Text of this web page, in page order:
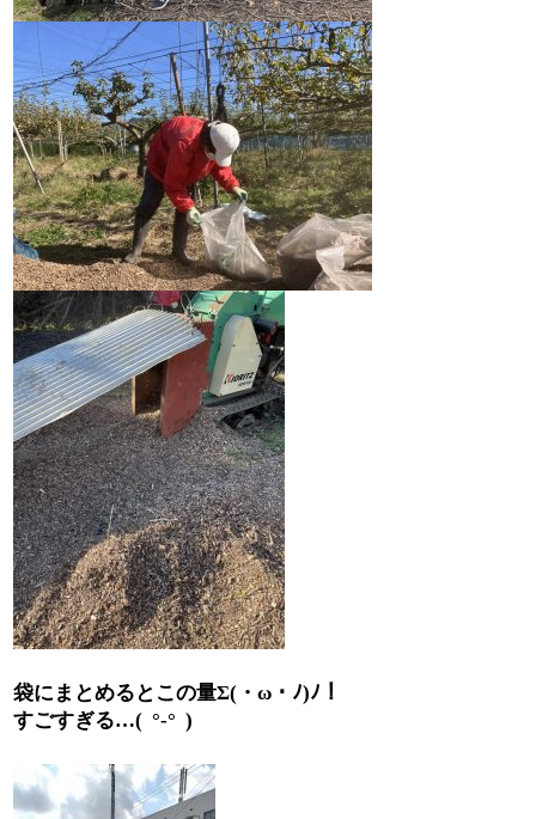
袋にまとめるとこの量Σ( ・ω ・ﾉ)ﾉ！
すごすぎる…( °-° )